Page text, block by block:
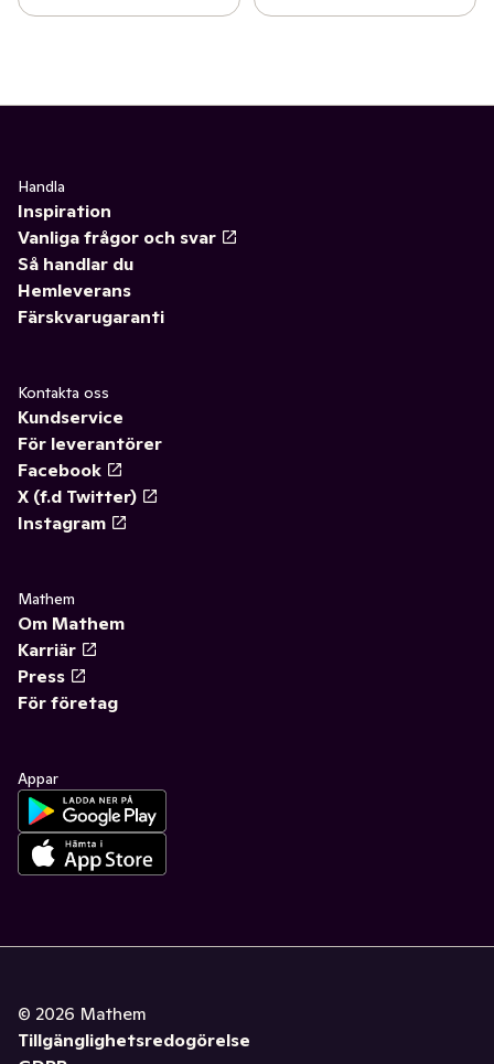
Handla
Inspiration
Vanliga frågor och svar
Så handlar du
Hemleverans
Färskvarugaranti
Kontakta oss
Kundservice
För leverantörer
Facebook
X (f.d Twitter)
Instagram
Mathem
Om Mathem
Karriär
Press
För företag
Appar
© 2026 Mathem
Tillgänglighetsredogörelse